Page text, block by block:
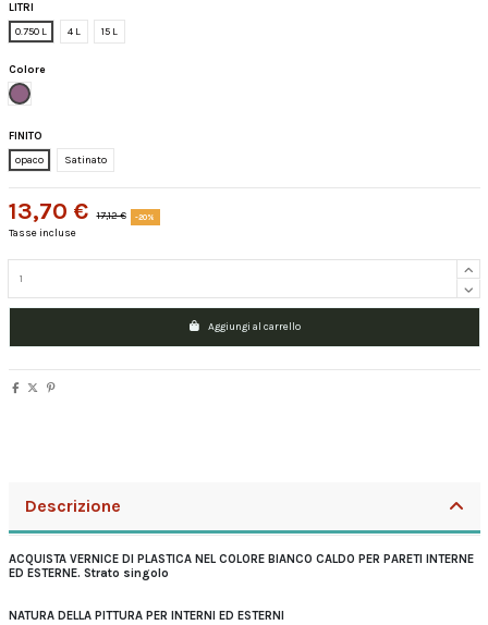
LITRI
0.750 L
4 L 15 L
Colore
Viola naturale
FINITO
opaco
Satinato
13,70 € 17,12 € -20%
Tasse incluse
Aggiungi al carrello
Descrizione
ACQUISTA VERNICE DI PLASTICA NEL COLORE BIANCO CALDO PER PARETI INTERNE
ED ESTERNE. Strato singolo
NATURA DELLA PITTURA PER INTERNI ED ESTERNI